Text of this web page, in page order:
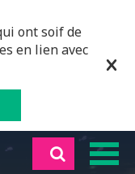
ont soif de
en lien avec